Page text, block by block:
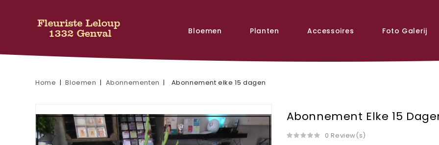
Bloemen Planten Accessoires Foto Galerij
Home Bloemen Abonnementen Abonnement elke 15 dagen
Abonnement Elke 15
0 Review(s)